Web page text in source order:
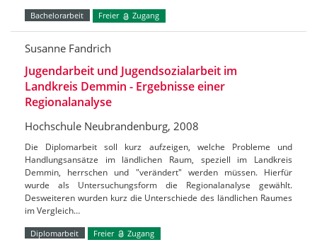
Bachelorarbeit Freier Zugang
Susanne Fandrich
Jugendarbeit und Jugendsozialarbeit im
Landkreis Demmin - Ergebnisse einer
Regionalanalyse
Hochschule Neubrandenburg, 2008
Die Diplomarbeit soll kurz aufzeigen, welche Probleme und
Handlungsansätze im ländlichen Raum, speziell im Landkreis
Demmin, herrschen und "verändert" werden müssen. Hierfür
wurde als Untersuchungsform die Regionalanalyse gewählt.
Desweiteren wurden kurz die Unterschiede des ländlichen Raumes
im Vergleich…
Diplomarbeit Freier Zugang